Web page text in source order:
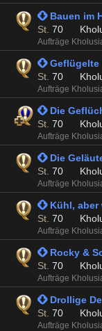
 Bauen im
St. 70
Aufträge
 Geflügelte
St. 70
Aufträge
 Die
St. 70
Aufträge
 Die
St. 70
Aufträge
 Kühl, aber
St. 70
Aufträge
 Rocky &
St. 70
Aufträge
 Drollige
St. 70
Aufträge